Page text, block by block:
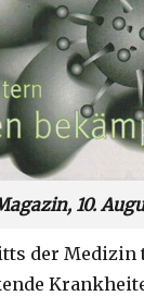
10.
der Medizin